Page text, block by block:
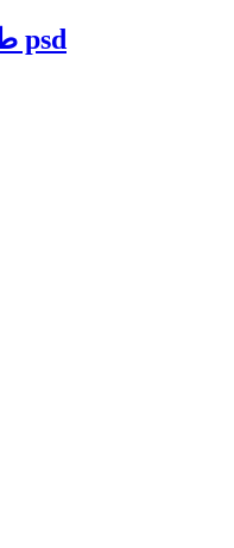
طرح لایه باز اعلامیه ترحیم psd